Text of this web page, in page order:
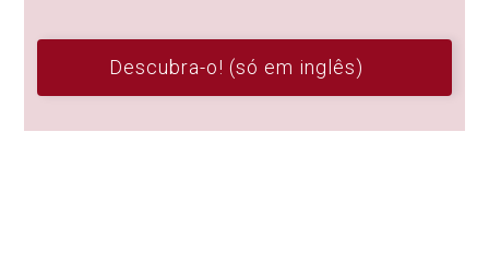
Descubra-o! (só em inglês)